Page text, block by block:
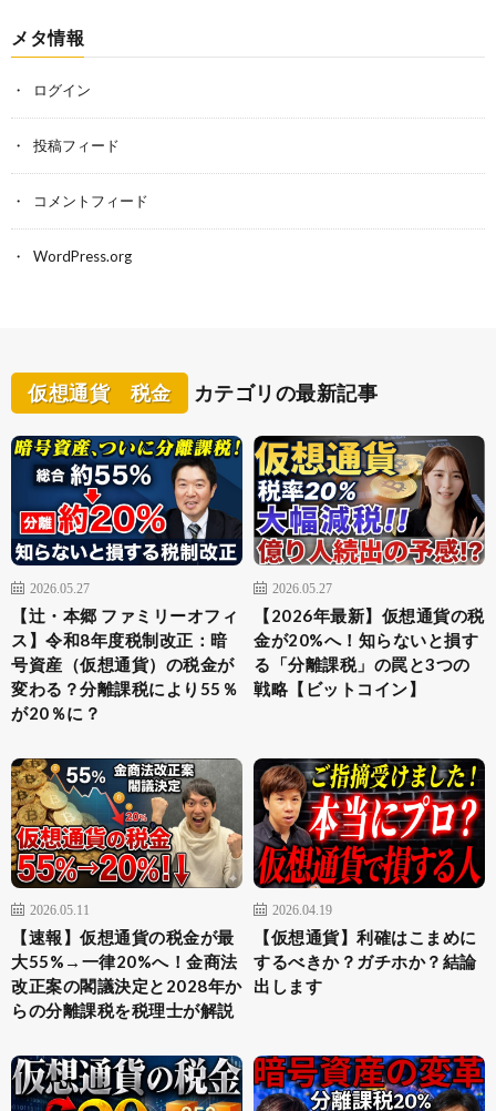
メタ情報
ログイン
投稿フィード
コメントフィード
WordPress.org
仮想通貨 税金 カテゴリの最新記事
2026.05.27
【辻・本郷 ファミリーオフィ
ス】令和8年度税制改正：暗
号資産（仮想通貨）の税金が
変わる？分離課税により55％
が20％に？
2026.05.27
【2026年最新】仮想通貨の税
金が20%へ！知らないと損す
る「分離課税」の罠と3つの
戦略【ビットコイン】
2026.05.11
【速報】仮想通貨の税金が最
大55%→一律20%へ！金商法
改正案の閣議決定と2028年か
らの分離課税を税理士が解説
2026.04.19
【仮想通貨】利確はこまめに
するべきか？ガチホか？結論
出します